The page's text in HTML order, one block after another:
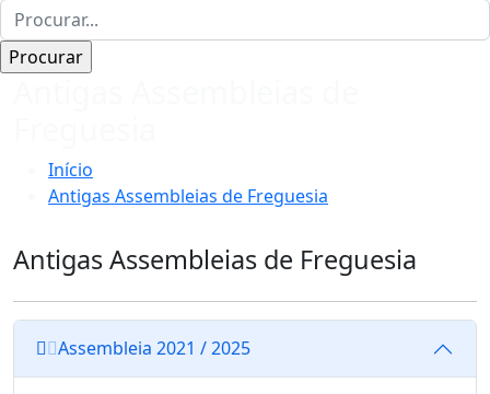
Início
Antigas Assembleias de Freguesia
Antigas Assembleias de Freguesia
Assembleia 2021 / 2025